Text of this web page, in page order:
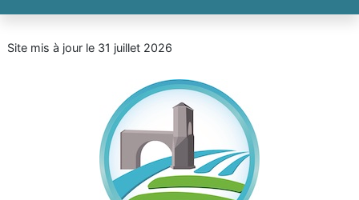
Site mis à jour le 31 juillet 2026